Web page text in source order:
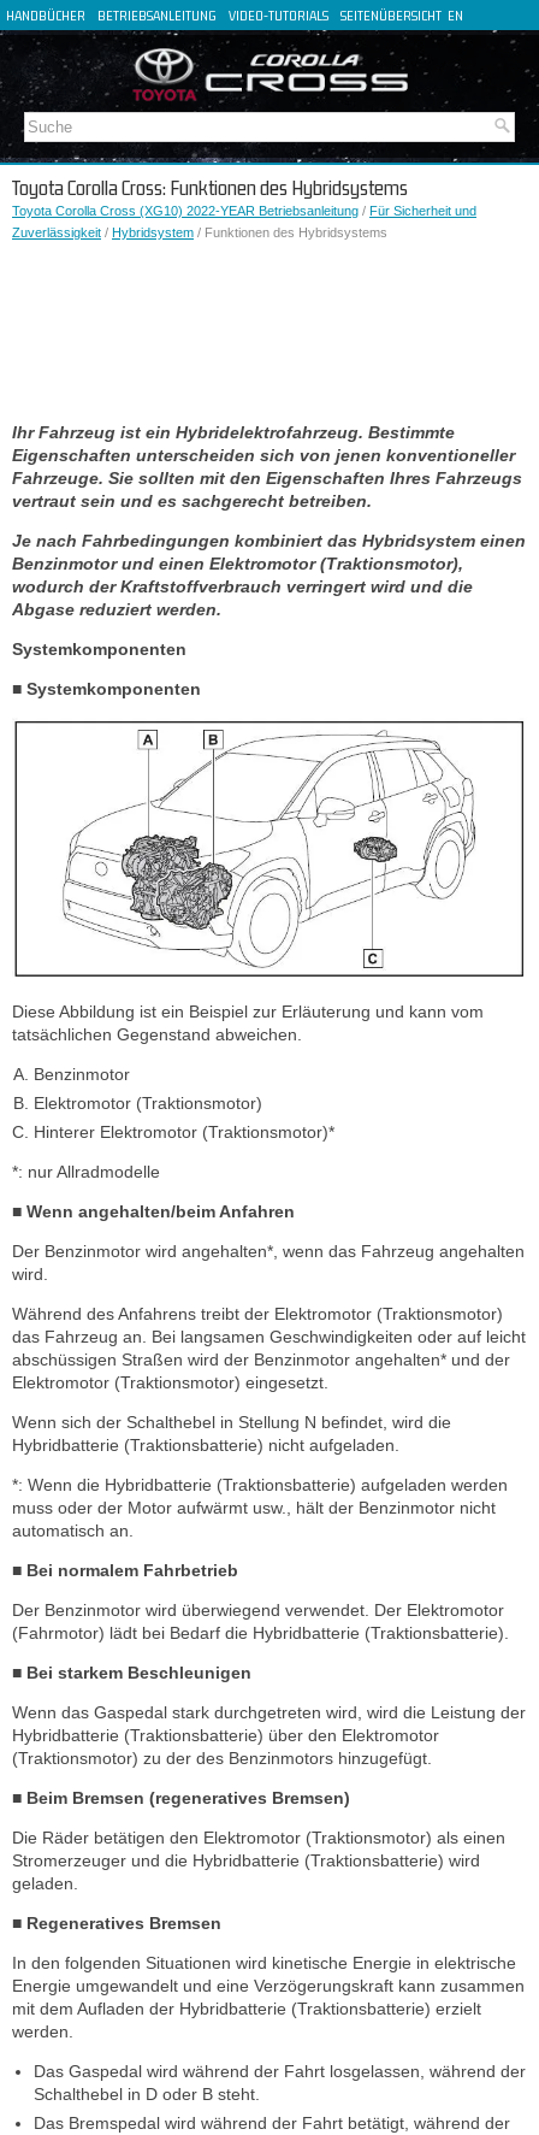
HANDBÜCHER BETRIEBSANLEITUNG VIDEO-TUTORIALS SEITENÜBERSICHT EN
FR
IT
Toyota Corolla Cross: Funktionen des Hybridsystems
Toyota Corolla Cross (XG10) 2022-YEAR Betriebsanleitung / Für Sicherheit und
Zuverlässigkeit / Hybridsystem / Funktionen des Hybridsystems
Ihr Fahrzeug ist ein Hybridelektrofahrzeug. Bestimmte
Eigenschaften unterscheiden sich von jenen konventioneller
Fahrzeuge. Sie sollten mit den Eigenschaften Ihres Fahrzeugs
vertraut sein und es sachgerecht betreiben.
Je nach Fahrbedingungen kombiniert das Hybridsystem einen
Benzinmotor und einen Elektromotor (Traktionsmotor),
wodurch der Kraftstoffverbrauch verringert wird und die
Abgase reduziert werden.
Systemkomponenten
■ Systemkomponenten
Diese Abbildung ist ein Beispiel zur Erläuterung und kann vom
tatsächlichen Gegenstand abweichen.
Benzinmotor
Elektromotor (Traktionsmotor)
Hinterer Elektromotor (Traktionsmotor)*
*: nur Allradmodelle
■ Wenn angehalten/beim Anfahren
Der Benzinmotor wird angehalten*, wenn das Fahrzeug angehalten
wird.
Während des Anfahrens treibt der Elektromotor (Traktionsmotor)
das Fahrzeug an. Bei langsamen Geschwindigkeiten oder auf leicht
abschüssigen Straßen wird der Benzinmotor angehalten* und der
Elektromotor (Traktionsmotor) eingesetzt.
Wenn sich der Schalthebel in Stellung N befindet, wird die
Hybridbatterie (Traktionsbatterie) nicht aufgeladen.
*: Wenn die Hybridbatterie (Traktionsbatterie) aufgeladen werden
muss oder der Motor aufwärmt usw., hält der Benzinmotor nicht
automatisch an.
■ Bei normalem Fahrbetrieb
Der Benzinmotor wird überwiegend verwendet. Der Elektromotor
(Fahrmotor) lädt bei Bedarf die Hybridbatterie (Traktionsbatterie).
■ Bei starkem Beschleunigen
Wenn das Gaspedal stark durchgetreten wird, wird die Leistung der
Hybridbatterie (Traktionsbatterie) über den Elektromotor
(Traktionsmotor) zu der des Benzinmotors hinzugefügt.
■ Beim Bremsen (regeneratives Bremsen)
Die Räder betätigen den Elektromotor (Traktionsmotor) als einen
Stromerzeuger und die Hybridbatterie (Traktionsbatterie) wird
geladen.
■ Regeneratives Bremsen
In den folgenden Situationen wird kinetische Energie in elektrische
Energie umgewandelt und eine Verzögerungskraft kann zusammen
mit dem Aufladen der Hybridbatterie (Traktionsbatterie) erzielt
werden.
Das Gaspedal wird während der Fahrt losgelassen, während der
Schalthebel in D oder B steht.
Das Bremspedal wird während der Fahrt betätigt, während der